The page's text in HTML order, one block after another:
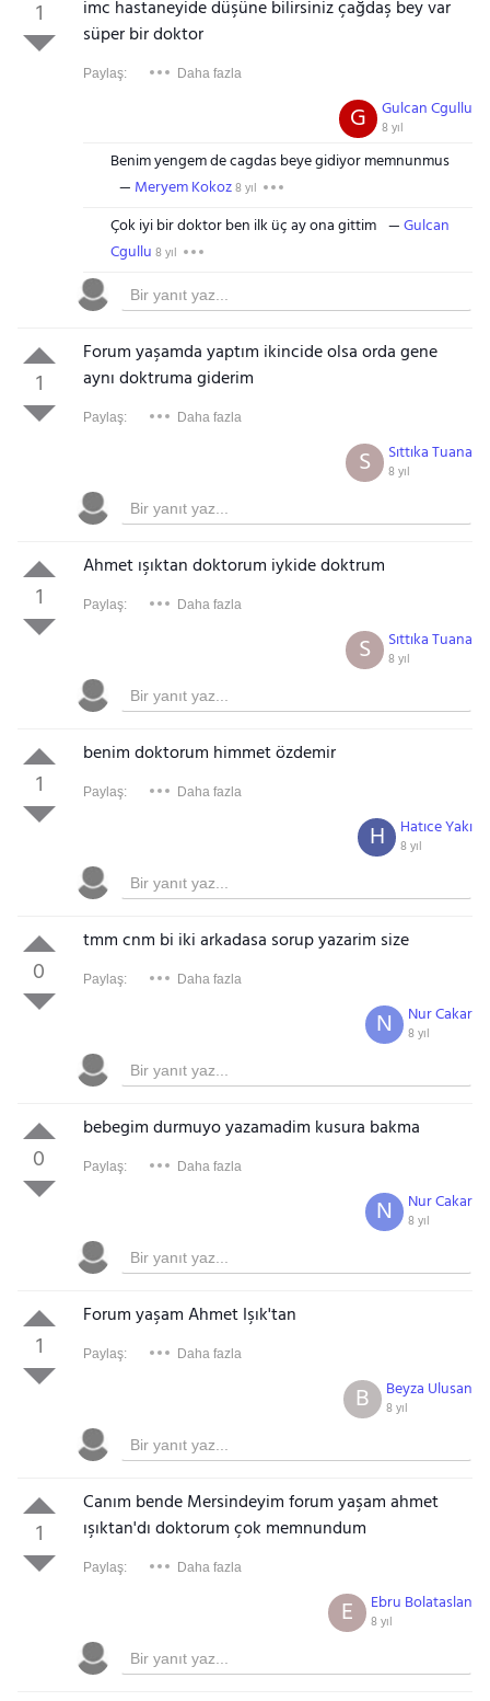
1
imc hastaneyide düşüne bilirsiniz çağdaş bey var
süper bir doktor
Paylaş: Daha fazla
Gulcan Cgullu
8 yıl
G
Benim yengem de cagdas beye gidiyor memnunmus
Meryem Kokoz8 yıl
Çok iyi bir doktor ben ilk üç ay ona gittim
Gulcan
Cgullu 8 yıl
1
Forum yaşamda yaptım ikincide olsa orda gene
aynı doktruma giderim
Paylaş: Daha fazla
Sıttıka Tuana
8 yıl
S
1
Ahmet ışıktan doktorum iykide doktrum
Paylaş: Daha fazla
Sıttıka Tuana
8 yıl
S
1
benim doktorum himmet özdemir
Paylaş: Daha fazla
Hatıce Yakı
8 yıl
H
0
tmm cnm bi iki arkadasa sorup yazarim size
Paylaş: Daha fazla
Nur Cakar
8 yıl
N
0
bebegim durmuyo yazamadim kusura bakma
Paylaş: Daha fazla
Nur Cakar
8 yıl
N
1
Forum yaşam Ahmet Işık'tan
Paylaş: Daha fazla
Beyza Ulusan
8 yıl
B
1
Canım bende Mersindeyim forum yaşam ahmet
ışıktan'dı doktorum çok memnundum
Paylaş: Daha fazla
Ebru Bolataslan
8 yıl
E